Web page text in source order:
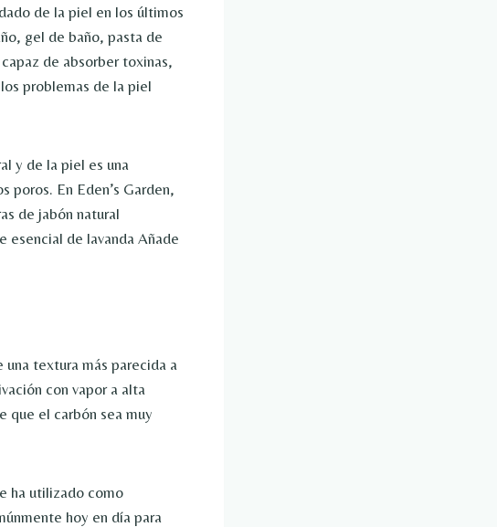
de la piel en los últimos
gel de baño, pasta de
de absorber toxinas,
problemas de la piel
y de la piel es una
poros. En Eden’s Garden,
de jabón natural
esencial de lavanda Añade
textura más parecida a
con vapor a alta
que el carbón sea muy
ha utilizado como
hoy en día para